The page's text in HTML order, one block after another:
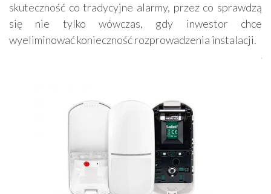
skuteczność co tradycyjne alarmy, przez co sprawdzą
się nie tylko wówczas, gdy inwestor chce
wyeliminować konieczność rozprowadzenia instalacji.